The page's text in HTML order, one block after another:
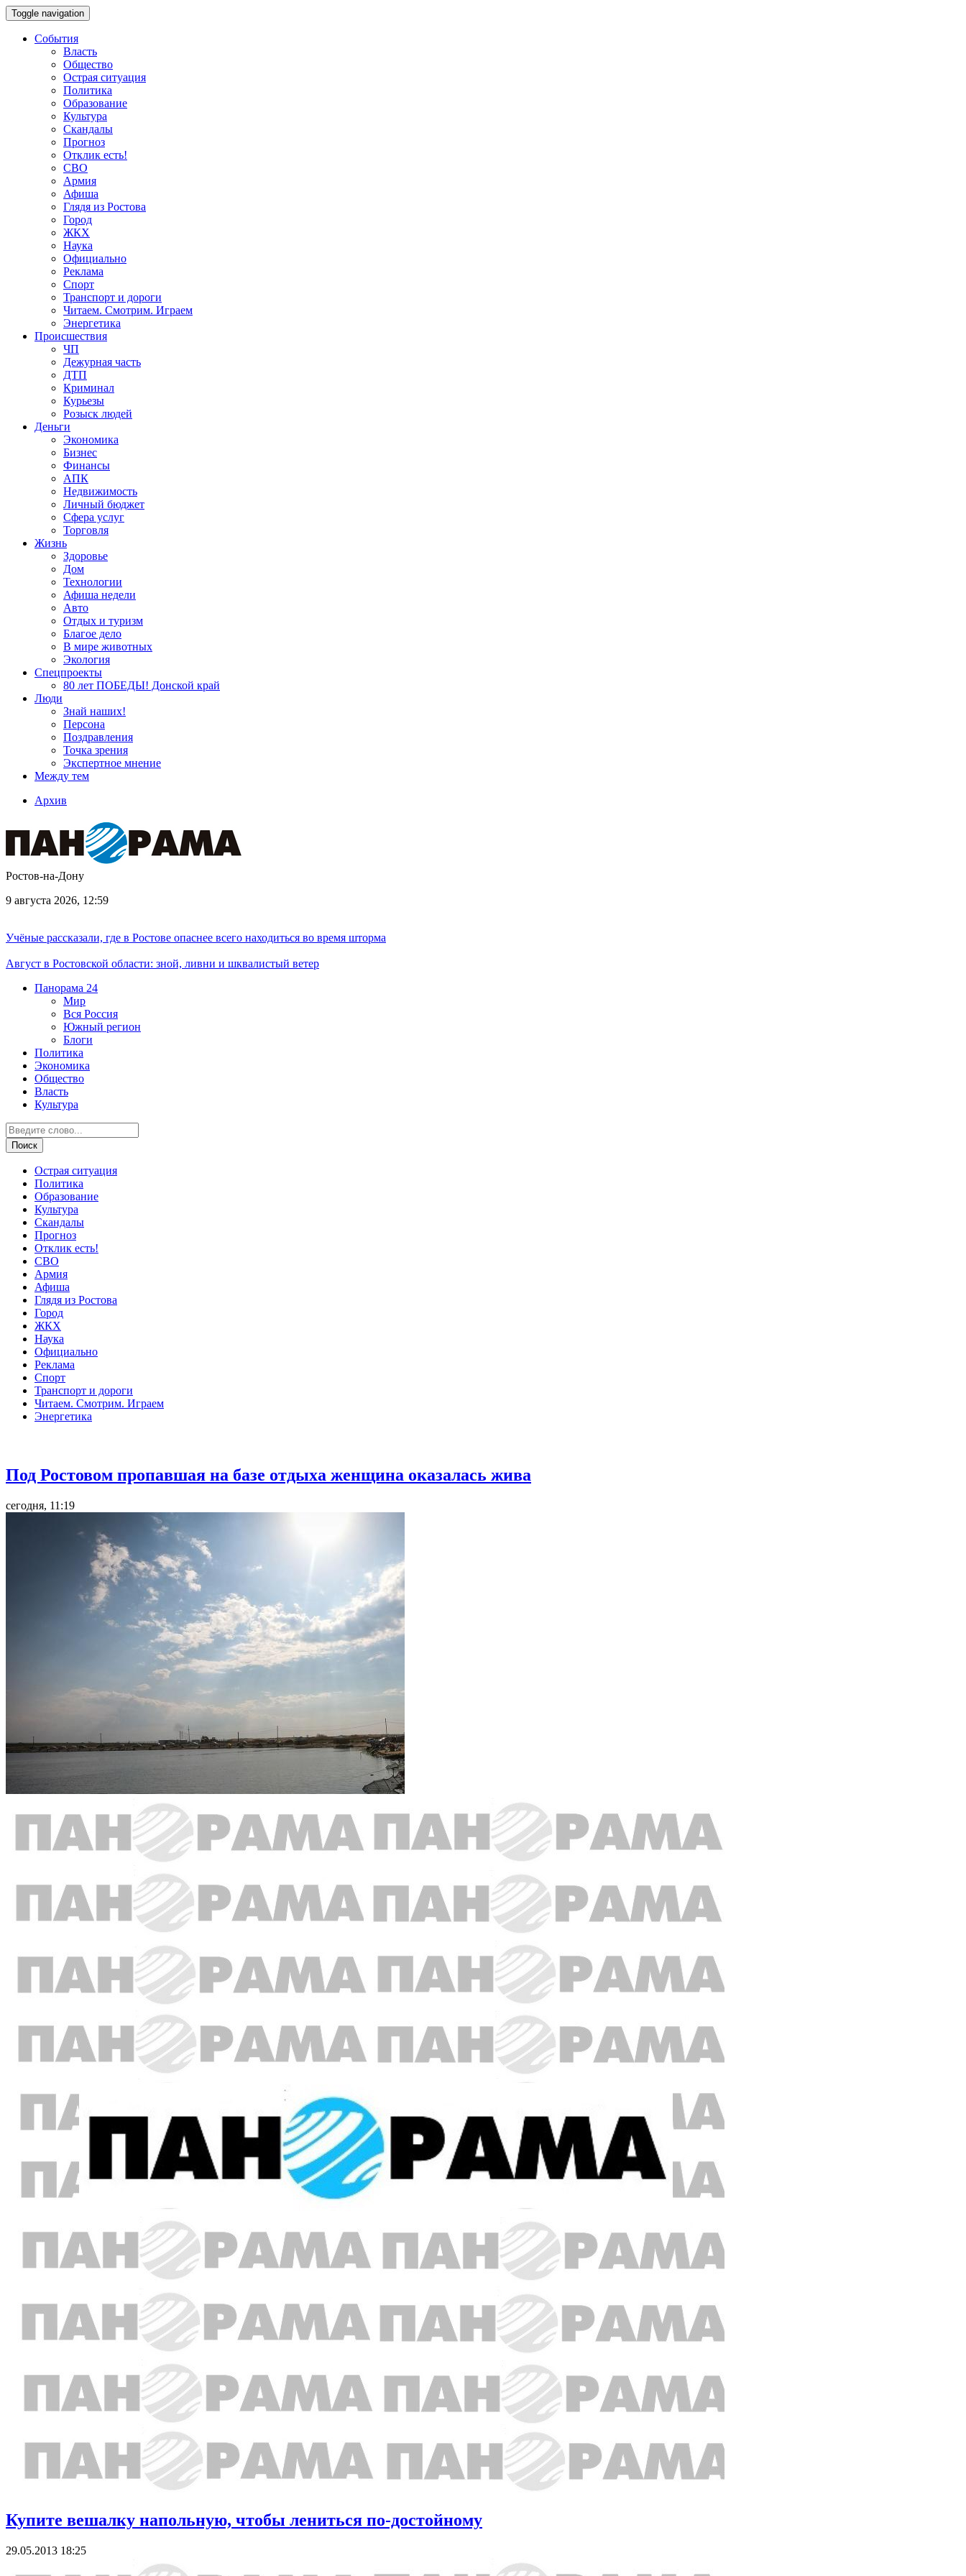
Toggle navigation
События
Власть
Общество
Острая ситуация
Политика
Образование
Культура
Скандалы
Прогноз
Отклик есть!
СВО
Армия
Афиша
Глядя из Ростова
Город
ЖКХ
Наука
Официально
Реклама
Спорт
Транспорт и дороги
Читаем. Смотрим. Играем
Энергетика
Происшествия
ЧП
Дежурная часть
ДТП
Криминал
Курьезы
Розыск людей
Деньги
Экономика
Бизнес
Финансы
АПК
Недвижимость
Личный бюджет
Сфера услуг
Торговля
Жизнь
Здоровье
Дом
Технологии
Афиша недели
Авто
Отдых и туризм
Благое дело
В мире животных
Экология
Спецпроекты
80 лет ПОБЕДЫ! Донской край
Люди
Знай наших!
Персона
Поздравления
Точка зрения
Экспертное мнение
Между тем
Архив
Ростов-на-Дону
9 августа 2026, 12:59
Учёные рассказали, где в Ростове опаснее всего находиться во время шторма
Август в Ростовской области: зной, ливни и шквалистый ветер
Панорама 24
Мир
Вся Россия
Южный регион
Блоги
Политика
Экономика
Общество
Власть
Культура
Острая ситуация
Политика
Образование
Культура
Скандалы
Прогноз
Отклик есть!
СВО
Армия
Афиша
Глядя из Ростова
Город
ЖКХ
Наука
Официально
Реклама
Спорт
Транспорт и дороги
Читаем. Смотрим. Играем
Энергетика
Под Ростовом пропавшая на базе отдыха женщина оказалась жива
сегодня, 11:19
Купите вешалку напольную, чтобы лениться по-достойному
29.05.2013 18:25